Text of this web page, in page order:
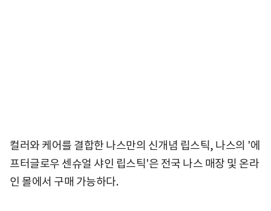
컬러와 케어를 결합한 나스만의 신개념 립스틱, 나스의 '에
프터글로우 센슈얼 샤인 립스틱'은 전국 나스 매장 및 온라
인 몰에서 구매 가능하다.